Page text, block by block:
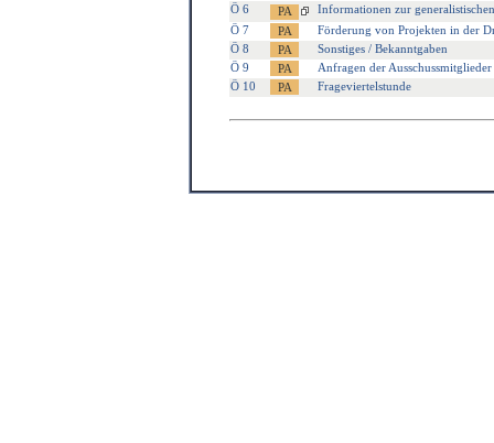
Ö 6
Informationen zur
Ö 7
Förderung von Projekten in der
Ö 8
Sonstiges / Bekanntgaben
Ö 9
Anfragen der Ausschussmitglieder
Ö 10
Frageviertelstunde